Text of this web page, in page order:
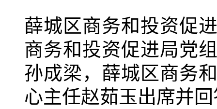
薛城区商务和投资促
商务和投资促进局党
孙成梁，薛城区商务
心主任赵茹玉出席并